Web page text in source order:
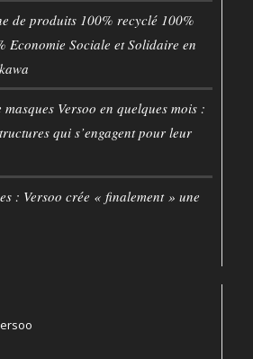
de produits 100% recyclé 100%
Economie Sociale et Solidaire en
Versoo en quelques mois :
qui s’engagent pour leur
: Versoo crée « finalement » une